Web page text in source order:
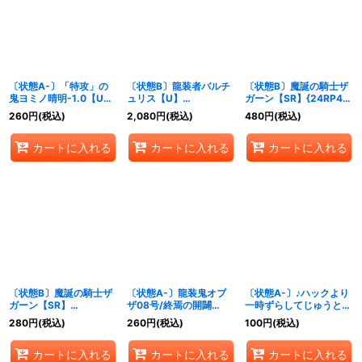
〔状態A-〕「特攻」の
鬼ヨミノ晴明-1.0【U】
{24RP4秘19/秘24}
《闇》
260円(税込)
カートに入れる
〔状態B〕龍装者バルチ
ュリス【U】
{24RP4SP5/SP5}
《火》
2,080円(税込)
カートに入れる
〔状態B〕魔誕の騎士ザ
ガーン【SR】{24RP4秘
2/秘24}《光》
480円(税込)
カートに入れる
〔状態B〕魔誕の騎士ザ
ガーン【SR】
{24RP4S1/S11}《光》
280円(税込)
カートに入れる
〔状態A-〕龍装鬼オブ
ザ08号/終焉の開闢
【SR】
{24RP4TR4/TR9}
《闇》
260円(税込)
カートに入れる
〔状態A-〕♪ハックより
一時ずらしてじゅうとな
な【SR】
{24RP4S8/S11}《多》
100円(税込)
カートに入れる